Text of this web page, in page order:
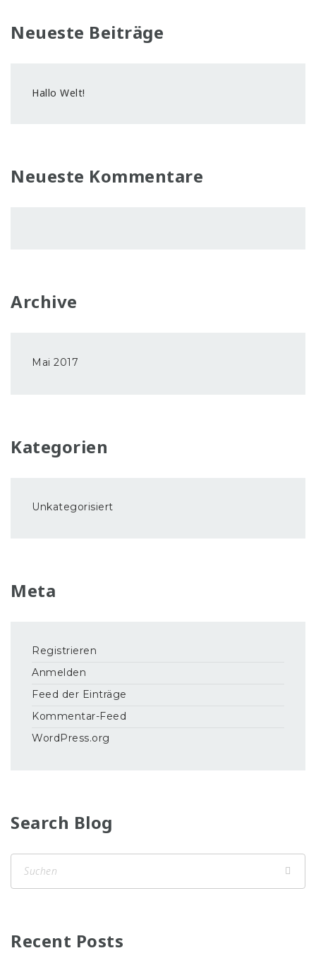
Neueste Beiträge
Hallo Welt!
Neueste Kommentare
Archive
Mai 2017
Kategorien
Unkategorisiert
Meta
Registrieren
Anmelden
Feed der Einträge
Kommentar-Feed
WordPress.org
Search Blog
Recent Posts